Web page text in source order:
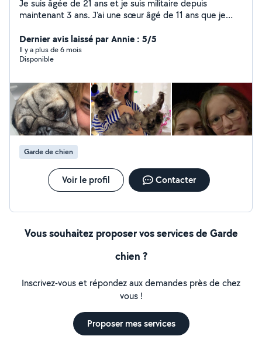
Je suis âgée de 21 ans et je suis militaire depuis
maintenant 3 ans. J'ai une sœur âgé de 11 ans que je
m'occuper d'enfants, petits comme plus âgés. Par
ailleurs, j'ai toujours vécu avec des animaux, je suis une
grande amoureuse des chiens et des chats. Je suis
propose mes services.
Dernier avis laissé par Annie : 5/5
Il y a plus de 6 mois
Disponible
Garde de chien
Voir le profil Contacter
Vous souhaitez proposer vos services de Garde
chien ?
Inscrivez-vous et répondez aux demandes près de chez
vous !
Proposer mes services